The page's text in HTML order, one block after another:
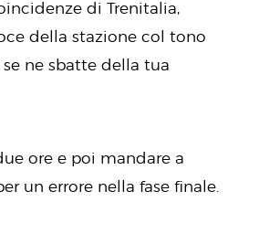
di Trenitalia,
della stazione col tono
ne sbatte della tua
ore e poi mandare a
un errore nella fase finale.